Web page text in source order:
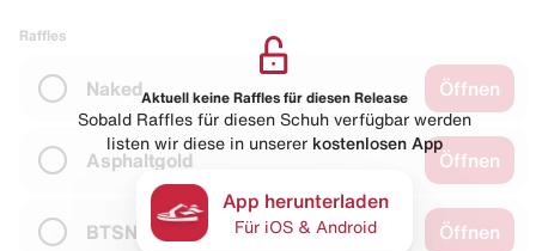
Raffles
Naked Öffnen
Asphaltgold Öffnen
BTSN Öffnen
Aktuell keine Raffles für diesen Release
Sobald Raffles für diesen Schuh verfügbar werden
listen wir diese in unserer kostenlosen App
App herunterladen
Für iOS & Android